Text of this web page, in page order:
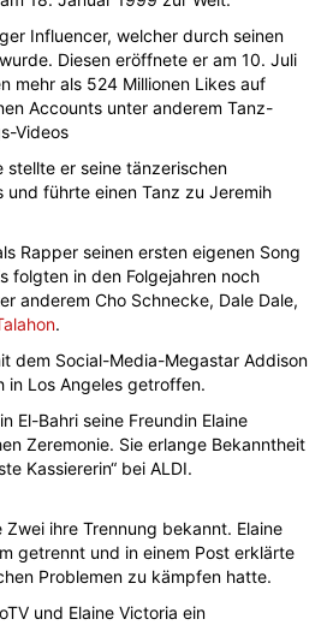
Influencer, welcher durch seinen
Diesen eröffnete er am 10. Juli
mehr als 524 Millionen Likes auf
Accounts unter anderem Tanz-
Videos
stellte er seine tänzerischen
und führte einen Tanz zu Jeremih
Rapper seinen ersten eigenen Song
folgten in den Folgejahren noch
anderem Cho Schnecke, Dale Dale,
.
dem Social-Media-Megastar Addison
in Los Angeles getroffen.
El-Bahri seine Freundin Elaine
Zeremonie. Sie erlange Bekanntheit
Kassiererin“ bei ALDI.
ihre Trennung bekannt. Elaine
getrennt und in einem Post erklärte
Problemen zu kämpfen hatte.
und Elaine Victoria ein